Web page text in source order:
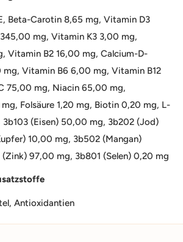
Beta-Carotin 8,65 mg, Vitamin D3
mg, Vitamin K3 3,00 mg,
Vitamin B2 16,00 mg, Calcium-D-
Vitamin B6 6,00 mg, Vitamin B12
75,00 mg, Niacin 65,00 mg,
Folsäure 1,20 mg, Biotin 0,20 mg, L-
(Eisen) 50,00 mg, 3b202 (Jod)
10,00 mg, 3b502 (Mangan)
97,00 mg, 3b801 (Selen) 0,20 mg
Antioxidantien